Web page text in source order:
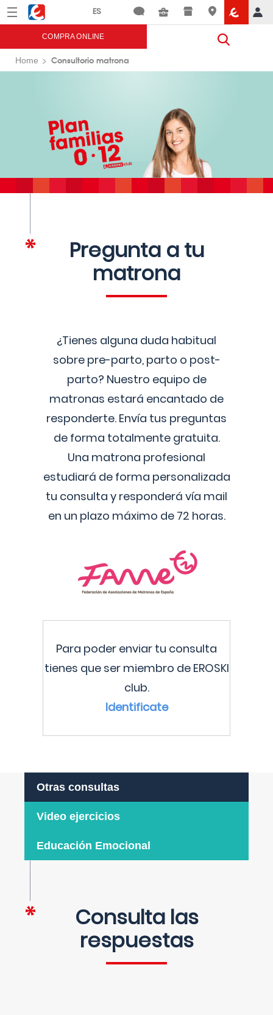
Menú Eroski
COMPRA ONLINE
Home Consultorio matrona
Pregunta a tu
matrona
¿Tienes alguna duda habitual
sobre pre-parto, parto o post-
parto? Nuestro equipo de
matronas estará encantado de
responderte. Envía tus preguntas
de forma totalmente gratuita.
Una matrona profesional
estudiará de forma personalizada
tu consulta y responderá vía mail
en un plazo máximo de 72 horas.
Para poder enviar tu consulta
tienes que ser miembro de EROSKI
club.
Identificate
Otras consultas
Video ejercicios
Educación Emocional
Consulta las
respuestas